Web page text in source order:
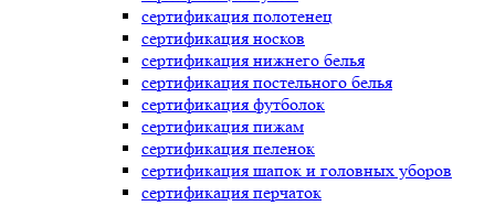
сертификация полотенец
сертификация носков
сертификация нижнего белья
сертификация постельного белья
сертификация футболок
сертификация пижам
сертификация пеленок
сертификация шапок и головных уборов
сертификация перчаток